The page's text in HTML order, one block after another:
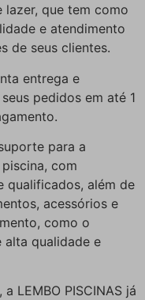
que tem como
e atendimento
de seus clientes.
entrega e
pedidos em até 1
para a
com
qualificados, além de
acessórios e
como o
alta qualidade e
LEMBO PISCINAS já